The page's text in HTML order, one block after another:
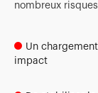
nombreux
Un
impact